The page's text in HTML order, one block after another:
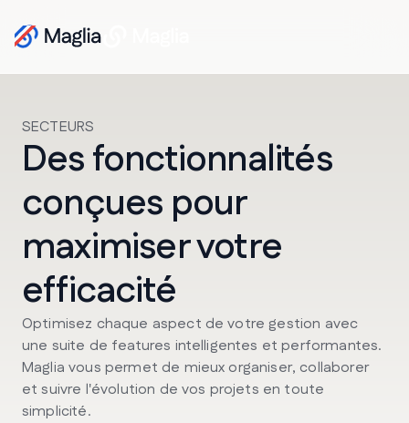
SECTEURS
Des fonctionnalités
conçues pour
maximiser votre
efficacité
Optimisez chaque aspect de votre gestion avec
une suite de features intelligentes et performantes.
Maglia vous permet de mieux organiser, collaborer
et suivre l'évolution de vos projets en toute
simplicité.